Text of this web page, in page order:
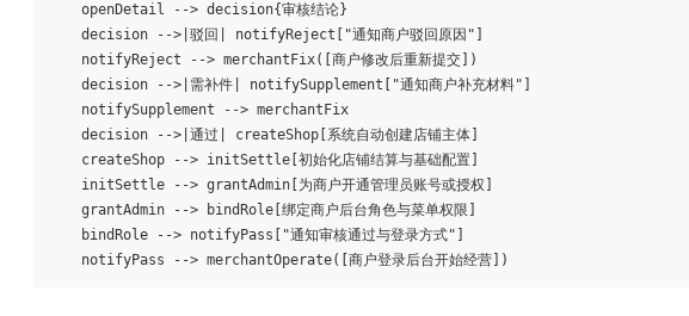
    openDetail --> decision{审核结论}
    decision -->|驳回| notifyReject["通知商户驳回原因"]
    notifyReject --> merchantFix([商户修改后重新提交])
    decision -->|需补件| notifySupplement["通知商户补充材料"]
    notifySupplement --> merchantFix
    decision -->|通过| createShop[系统自动创建店铺主体]
    createShop --> initSettle[初始化店铺结算与基础配置]
    initSettle --> grantAdmin[为商户开通管理员账号或授权]
    grantAdmin --> bindRole[绑定商户后台角色与菜单权限]
    bindRole --> notifyPass["通知审核通过与登录方式"]